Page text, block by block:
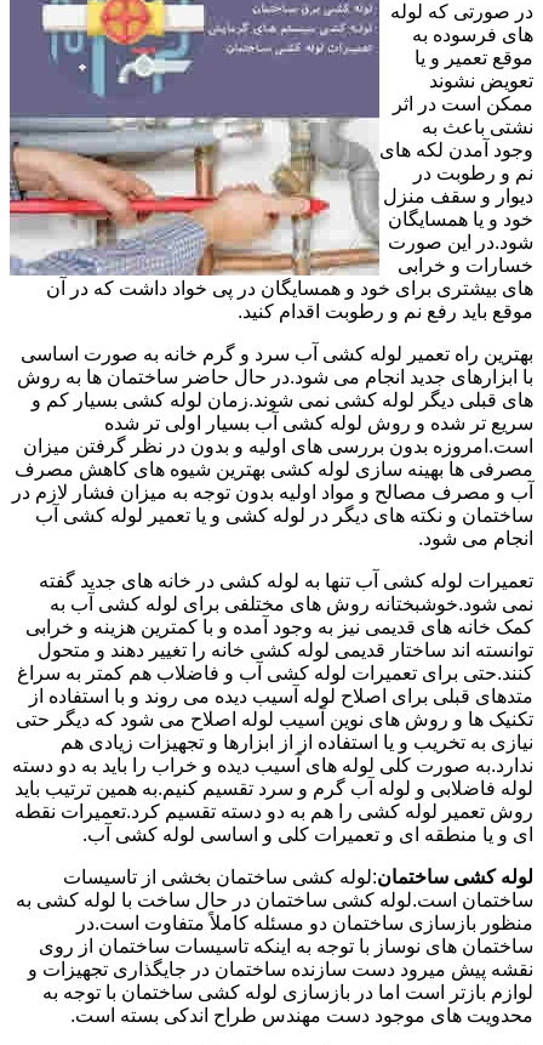
در صورتی که لوله
های فرسوده به
موقع تعمیر و یا
تعویض نشوند
ممکن است در اثر
نشتی باعث به
وجود آمدن لکه های
نم و رطوبت در
دیوار و سقف منزل
خود و یا همسایگان
شود.در این صورت
خسارات و خرابی
های بیشتری برای خود و همسایگان در پی خواد داشت که در آن
موقع باید رفع نم و رطوبت اقدام کنید.
بهترین راه تعمیر لوله کشی آب سرد و گرم خانه به صورت اساسی
با ابزارهای جدید انجام می شود.در حال حاضر ساختمان ها به روش
های قبلی دیگر لوله کشی نمی شوند.زمان لوله کشی بسیار کم و
سریع تر شده و روش لوله کشی آب بسیار اولی تر شده
است.امروزه بدون بررسی های اولیه و بدون در نظر گرفتن میزان
مصرفی ها بهینه سازی لوله کشی بهترین شیوه های کاهش مصرف
آب و مصرف مصالح و مواد اولیه بدون توجه به میزان فشار لازم در
ساختمان و نکته های دیگر در لوله کشی و یا تعمیر لوله کشی آب
انجام می شود.
تعمیرات لوله کشی آب تنها به لوله کشی در خانه های جدید گفته
نمی شود.خوشبختانه روش های مختلفی برای لوله کشی آب به
کمک خانه های قدیمی نیز به وجود آمده و با کمترین هزینه و خرابی
توانسته اند ساختار قدیمی لوله کشی خانه را تغییر دهند و متحول
کنند.حتی برای تعمیرات لوله کشی آب و فاضلاب هم کمتر به سراغ
متدهای قبلی برای اصلاح لوله آسیب دیده می روند و با استفاده از
تکنیک ها و روش های نوین آسیب لوله اصلاح می شود که دیگر حتی
نیازی به تخریب و یا استفاده از از ابزارها و تجهیزات زیادی هم
ندارد.به صورت کلی لوله های آسیب دیده و خراب را باید به دو دسته
لوله فاضلابی و لوله آب گرم و سرد تقسیم کنیم.به همین ترتیب باید
روش تعمیر لوله کشی را هم به دو دسته تقسیم کرد.تعمیرات نقطه
ای و یا منطقه ای و تعمیرات کلی و اساسی لوله کشی آب.
لوله کشی ساختمان:لوله کشی ساختمان بخشی از تاسیسات
ساختمان است.لوله کشی ساختمان در حال ساخت با لوله کشی به
منظور بازسازی ساختمان دو مسئله کاملاً متفاوت است.در
ساختمان های نوساز با توجه به اینکه تاسیسات ساختمان از روی
نقشه پیش میرود دست سازنده ساختمان در جایگذاری تجهیزات و
لوازم بازتر است اما در بازسازی لوله کشی ساختمان با توجه به
محدویت های موجود دست مهندس طراح اندکی بسته است.